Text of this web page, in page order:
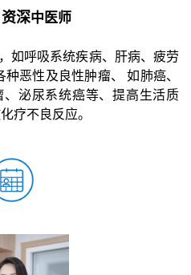
资深中医师
如呼吸系统疾病、肝病、疲劳
恶性及良性肿瘤、 如肺癌、
泌尿系统癌等、提高生活质
疗不良反应。